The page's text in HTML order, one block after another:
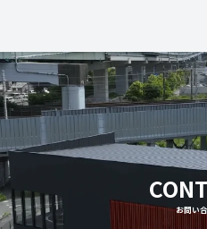
お問い